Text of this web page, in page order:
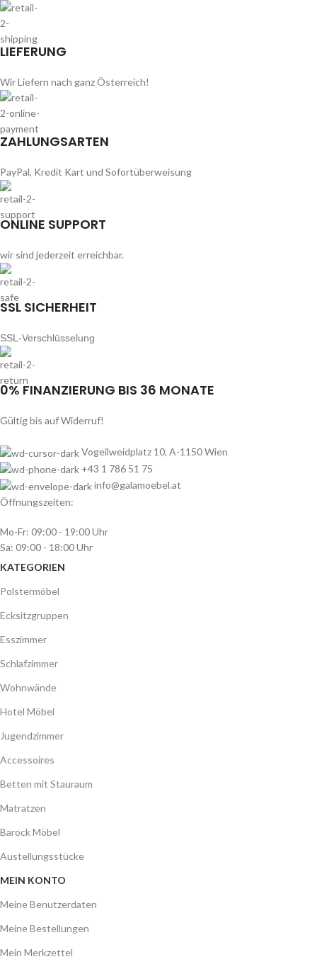
LIEFERUNG
Wir Liefern nach ganz Österreich!
ZAHLUNGSARTEN
PayPal, Kredit Kart und Sofortüberweisung
ONLINE SUPPORT
wir sind jederzeit erreichbar.
SSL SICHERHEIT
SSL-Verschlüsselung
0% FINANZIERUNG BIS 36 MONATE
Gültig bis auf Widerruf!
Vogeilweidplatz 10, A-1150 Wien
+43 1 786 51 75
info@galamoebel.at
Öffnungszeiten:
Mo-Fr: 09:00 - 19:00 Uhr
Sa: 09:00 - 18:00 Uhr
KATEGORIEN
Polstermöbel
Ecksitzgruppen
Esszimmer
Schlafzimmer
Wohnwände
Hotel Möbel
Jugendzimmer
Accessoires
Betten mit Stauraum
Matratzen
Barock Möbel
Austellungsstücke
MEIN KONTO
Meine Benutzerdaten
Meine Bestellungen
Mein Merkzettel